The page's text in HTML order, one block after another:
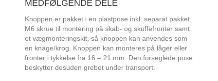
MEDFØLGENDE DELE
Knoppen er pakket i en plastpose inkl. separat pakket
M6 skrue til montering på skab- og skuffefronter samt
et vægmonteringskit, så knoppen kan anvendes som
en knage/krog. Knoppen kan monteres på låger eller
fronter i tykkelse fra 16 – 21 mm. Den forseglede pose
beskytter desuden grebet under transport.